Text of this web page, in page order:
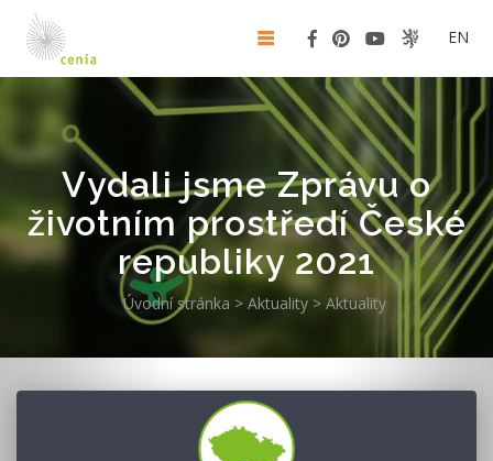
EN
Vydali jsme Zprávu o
životním prostředí České
republiky 2021
Úvodní stránka > Aktuality > Aktuality